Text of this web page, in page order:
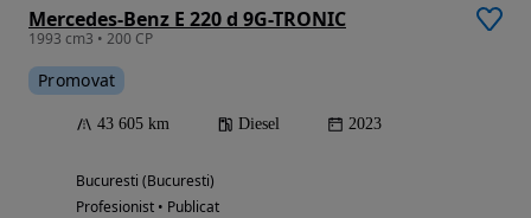
Mercedes-Benz E 220 d 9G-TRONIC
1993 cm3 • 200 CP
Promovat
43 605 km Diesel 2023
Bucuresti (Bucuresti)
Profesionist • Publicat